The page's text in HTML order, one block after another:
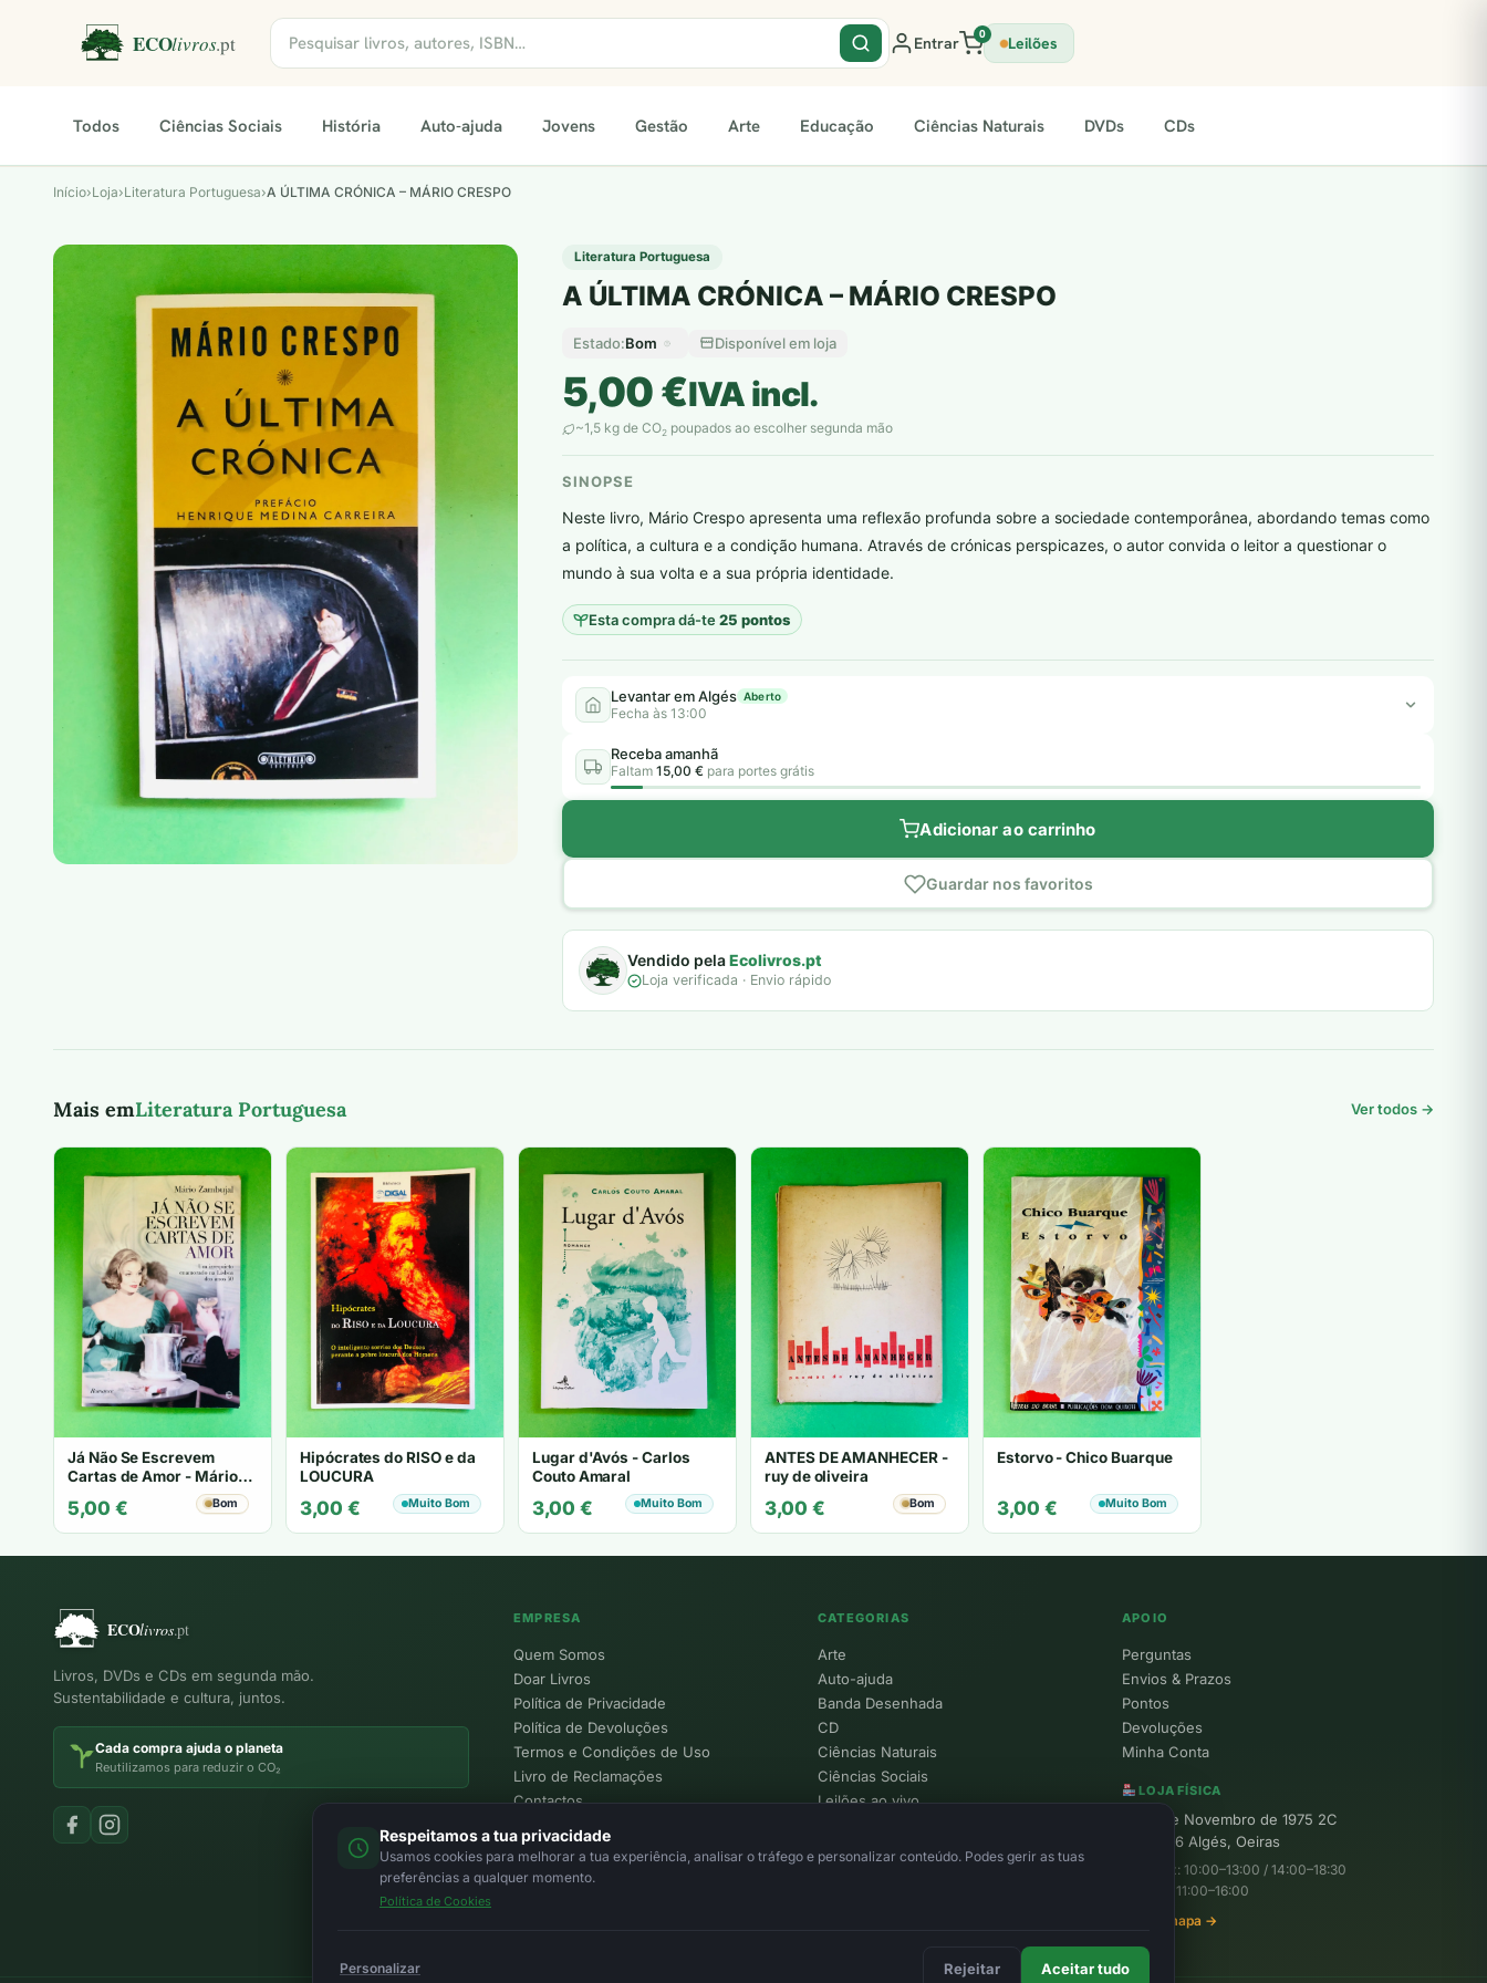
Entrar 0 Leilões
Todos Ciências Sociais História Auto-ajuda Jovens Gestão Arte Educação Ciências Naturais DVDs CDs
Início›Loja›Literatura Portuguesa›A ÚLTIMA CRÓNICA – MÁRIO CRESPO
Literatura Portuguesa
A ÚLTIMA CRÓNICA – MÁRIO CRESPO
Estado:Bom Disponível em loja
5,00€IVA incl.
~1,5 kg de CO2 poupados ao escolher segunda mão
SINOPSE
Neste livro, Mário Crespo apresenta uma reflexão profunda sobre a sociedade contemporânea, abordando temas como
a política, a cultura e a condição humana. Através de crónicas perspicazes, o autor convida o leitor a questionar o
mundo à sua volta e a sua própria identidade.
Esta compra dá-te25 pontos
plantar árvores reais
Levantar em Algés Aberto
Fecha às 13:00
Receba amanhã
Faltam 15,00 € para portes grátis
Adicionar ao carrinho
Guardar nos favoritos
Vendido pelaEcolivros.pt
Loja verificada · Envio rápido
Mais emLiteratura Portuguesa Ver todos →
Já Não Se Escrevem
Cartas de Amor - Mário
5,00 € Bom
Hipócrates do RISO e da
LOUCURA
3,00 € Muito Bom
Lugar d'Avós - Carlos
Couto Amaral
3,00 € Muito Bom
ANTES DE AMANHECER -
ruy de oliveira
3,00 € Bom
Estorvo - Chico Buarque
3,00 € Muito Bom
Livros, DVDs e CDs em segunda mão.
Sustentabilidade e cultura, juntos.
Cada compra ajuda o planeta
Reutilizamos para reduzir o CO₂
EMPRESA
Quem Somos
Doar Livros
Política de Privacidade
Política de Devoluções
Termos e Condições de Uso
Livro de Reclamações
Contactos
CATEGORIAS
Arte
Auto-ajuda
Banda Desenhada
CD
Ciências Naturais
Ciências Sociais
Leilões ao vivo
APOIO
Perguntas
Envios & Prazos
Pontos
Devoluções
Minha Conta
LOJA FÍSICA
R. 25 de Novembro de 1975 2C
1495-156 Algés, Oeiras
Seg–Sex: 10:00–13:00 / 14:00–18:30
Sábado: 11:00–16:00
Ver no mapa →
Respeitamos a tua privacidade
Usamos cookies para melhorar a tua experiência, analisar o tráfego e personalizar conteúdo. Podes gerir as tuas
preferências a qualquer momento.
Política de Cookies
Personalizar Rejeitar Aceitar tudo